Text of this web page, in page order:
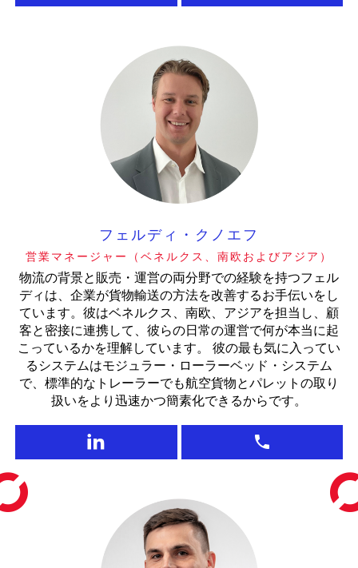
フェルディ・クノエフ
営業マネージャー（ベネルクス、南欧およびアジア）
物流の背景と販売・運営の両分野での経験を持つフェル
ディは、企業が貨物輸送の方法を改善するお手伝いをし
ています。彼はベネルクス、南欧、アジアを担当し、顧
客と密接に連携して、彼らの日常の運営で何が本当に起
こっているかを理解しています。 彼の最も気に入ってい
るシステムはモジュラー・ローラーベッド・システム
で、標準的なトレーラーでも航空貨物とパレットの取り
扱いをより迅速かつ簡素化できるからです。